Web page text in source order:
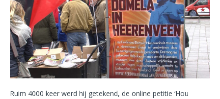
Ruim 4000 keer werd hij getekend, de online petitie ‘Hou